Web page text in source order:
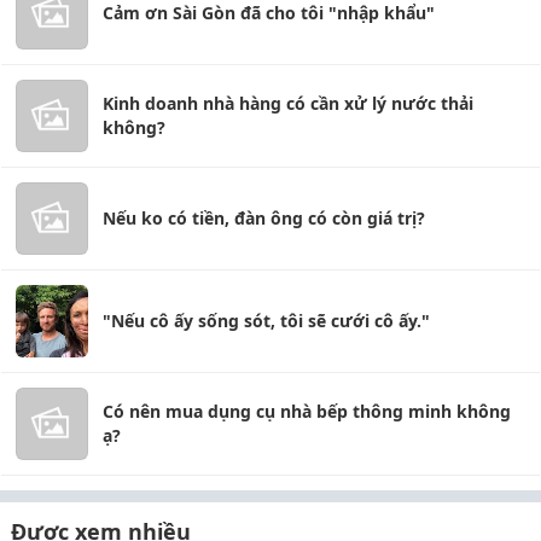
Cảm ơn Sài Gòn đã cho tôi "nhập khẩu"
Kinh doanh nhà hàng có cần xử lý nước thải
không?
Nếu ko có tiền, đàn ông có còn giá trị?
"Nếu cô ấy sống sót, tôi sẽ cưới cô ấy."
Có nên mua dụng cụ nhà bếp thông minh không
ạ?
Được xem nhiều